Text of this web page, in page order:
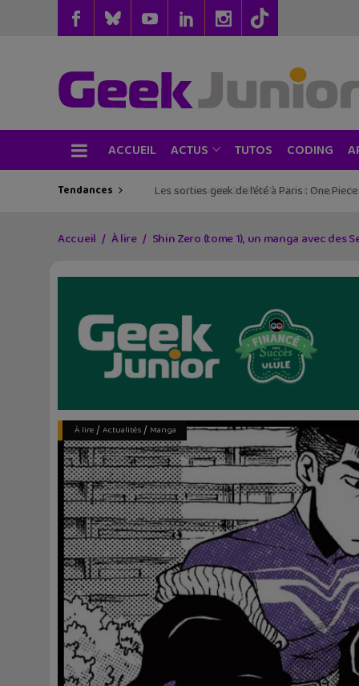
ACCUEIL ACTUS TUTOS CODING
Tendances Les sorties geek de l’été à Paris : One
Accueil À lire Shin Zero (tome 1), un manga avec des
À lire/ Actualités/ Manga